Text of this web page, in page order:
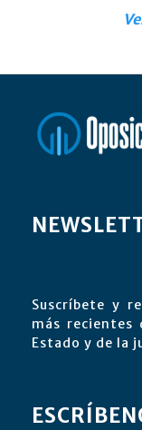
Suscríbete y
más recientes
Estado y de la